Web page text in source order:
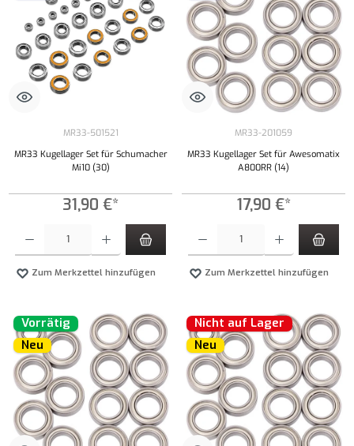
MR33-501521
MR33 Kugellager Set für Schumacher
Mi10 (30)
31,90 €*
Zum Merkzettel hinzufügen
MR33-201059
MR33 Kugellager Set für Awesomatix
A800RR (14)
17,90 €*
Zum Merkzettel hinzufügen
Vorrätig
Neu
Nicht auf Lager
Neu